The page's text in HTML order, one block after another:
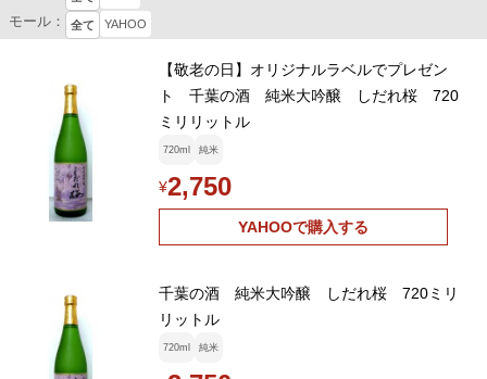
モール： 全て YAHOO
【敬老の日】オリジナルラベルでプレゼン
ト 千葉の酒 純米大吟醸 しだれ桜 720
ミリリットル
720ml 純米
¥2,750
YAHOOで購入する
千葉の酒 純米大吟醸 しだれ桜 720ミリ
リットル
720ml 純米